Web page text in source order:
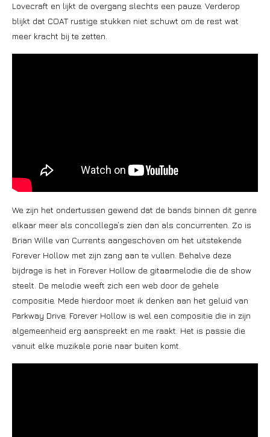
Lovecraft en lijkt de overgang slechts een pauze. Verderop
blijkt dat COAT rustige stukken niet schuwt om de rest wat
meer kracht bij te zetten.
We zijn het ondertussen gewend dat de bands binnen dit genre
elkaar meer als concollega’s zien dan als concurrenten. Zo is
Brian Wille van Currents aangeschoven om het uitstekende
Forever Hollow met zijn zang aan te vullen. Behalve deze
bijdrage is het in Forever Hollow de gitaarmelodie die de show
steelt. De melodie weeft zich een web door de gehele
compositie. Mede hierdoor moet ik denken aan het geluid van
Parkway Drive. Forever Hollow is wel een compositie die in zijn
algemeenheid erg aanspreekt en me raakt. Het is passie die
vanuit elke muzikale porie naar buiten komt.